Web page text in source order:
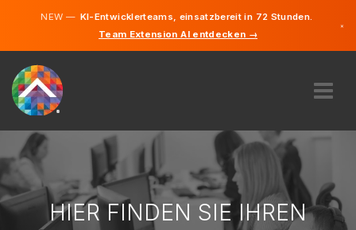
NEW —KI-Entwicklerteams, einsatzbereit in 72 Stunden.
Team Extension AI entdecken →
×
ÜBER UNS
EXPERTISE
WIE FUNKTIONIERT ES?
KARRIERE
FINDEN
Englisch
HIER FINDEN SIE IHREN